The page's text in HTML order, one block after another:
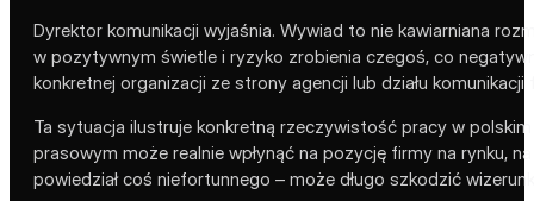
Dyrektor komunikacji wyjaśnia. Wywiad to nie kawiarniana
w pozytywnym świetle i ryzyko zrobienia czegoś, co
konkretnej organizacji ze strony agencji lub działu komunikacji
Ta sytuacja ilustruje konkretną rzeczywistość pracy w
prasowym może realnie wpłynąć na pozycję firmy na rynku,
powiedział coś niefortunnego – może długo szkodzić